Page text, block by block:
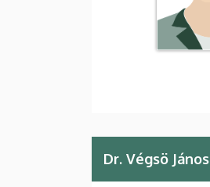
Dr. Végsö János